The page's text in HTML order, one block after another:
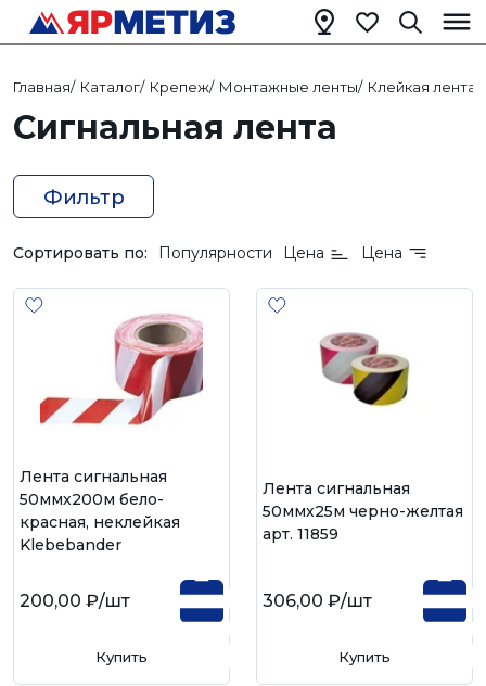
Главная/ Каталог/ Крепеж/ Монтажные ленты/ Клейкая лента
Сигнальная лента
Фильтр
Сортировать по: Популярности Цена Цена
Лента сигнальная
50ммх200м бело-
красная, неклейкая
Klebebander
200,00 ₽/шт
Купить
Лента сигнальная
50ммх25м черно-желтая
арт. 11859
306,00 ₽/шт
Купить